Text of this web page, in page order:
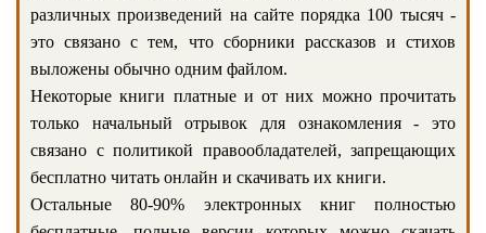
различных произведений на сайте порядка 100 тысяч -
это связано с тем, что сборники рассказов и стихов
выложены обычно одним файлом.
Некоторые книги платные и от них можно прочитать
только начальный отрывок для ознакомления - это
связано с политикой правообладателей, запрещающих
бесплатно читать онлайн и скачивать их книги.
Остальные 80-90% электронных книг полностью